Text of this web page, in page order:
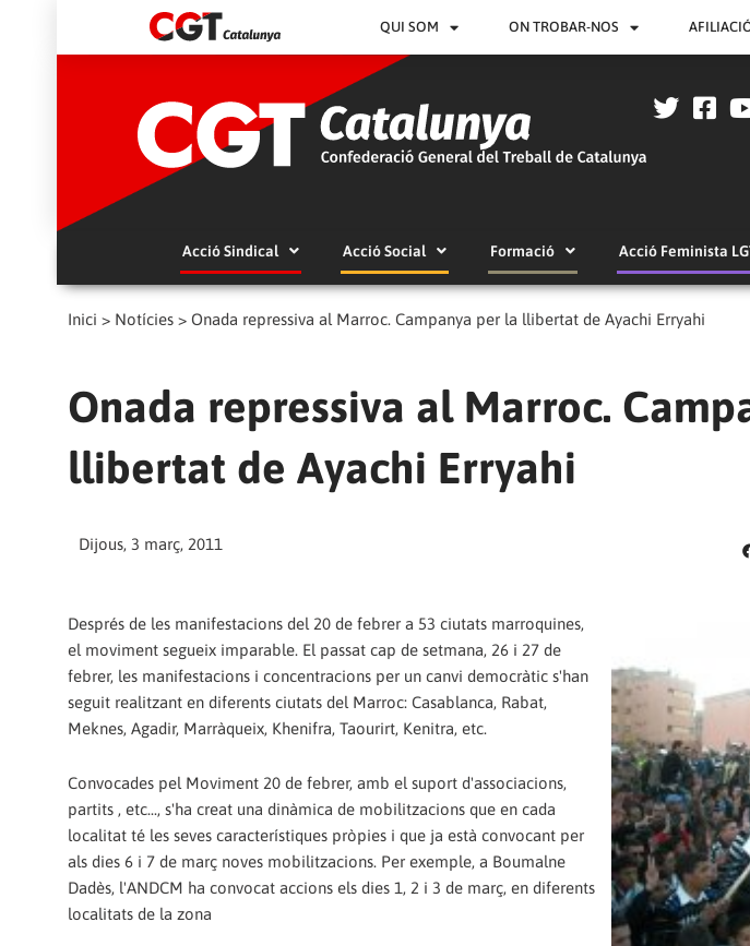
QUI SOM ON TROBAR-NOS
Acció Sindical Acció Social Formació Acció Feminista
Inici > Notícies > Onada repressiva al Marroc. Campanya per la llibertat de Ayachi Erryahi
Onada repressiva al Marroc.
llibertat de Ayachi Erryahi
Dijous, 3 març, 2011
Després de les manifestacions del 20 de febrer a 53 ciutats marroquines,
el moviment segueix imparable. El passat cap de setmana, 26 i 27 de
febrer, les manifestacions i concentracions per un canvi democràtic s'han
seguit realitzant en diferents ciutats del Marroc: Casablanca, Rabat,
Meknes, Agadir, Marràqueix, Khenifra, Taourirt, Kenitra, etc.
Convocades pel Moviment 20 de febrer, amb el suport d'associacions,
partits , etc..., s'ha creat una dinàmica de mobilitzacions que en cada
localitat té les seves característiques pròpies i que ja està convocant per
als dies 6 i 7 de març noves mobilitzacions. Per exemple, a Boumalne
Dadès, l'ANDCM ha convocat accions els dies 1, 2 i 3 de març, en diferents
localitats de la zona